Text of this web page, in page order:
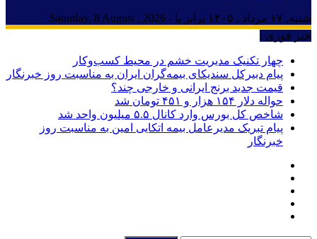
شنبه, ۱۷ مرداد , ۱۴۰۵ برابر با - Saturday, 8 August , 2026
خبر فوری :
چهار تکنیک مدیریت خشم در محیط کسب‌وکار
پیام دبیرکل سندیکای بیمه‌گران ایران به مناسبت روز خبرنگار
قیمت جدید برنج ایرانی و خارجی چند؟
حواله دلار ۱۵۴ هزار و ۴۵۱ تومان شد
شاخص کل بورس وارد کانال ۵.۵ میلیون واحد شد
پیام تبریک مدیرعامل بیمه اتکایی امین به مناسبت روز
خبرنگار